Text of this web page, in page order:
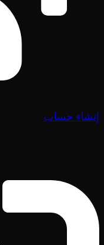
إنشاء حساب